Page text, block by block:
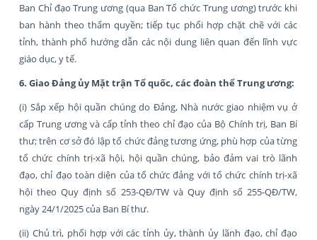
Ban Chỉ đạo Trung ương (qua Ban Tổ chức Trung ương) trước khi
ban hành theo thẩm quyền; tiếp tục phối hợp chặt chẽ với các
tỉnh, thành phố hướng dẫn các nội dung liên quan đến lĩnh vực
giáo dục, y tế.
6. Giao Đảng ủy Mặt trận Tổ quốc, các đoàn thể Trung ương:
(i) Sắp xếp hội quần chúng do Đảng, Nhà nước giao nhiệm vụ ở
cấp Trung ương và cấp tỉnh theo chỉ đạo của Bộ Chính trị, Ban Bí
thư; trên cơ sở đó lập tổ chức đảng tương ứng, phù hợp của từng
tổ chức chính trị-xã hội, hội quần chúng, bảo đảm vai trò lãnh
đạo, chỉ đạo toàn diện của tổ chức đảng với tổ chức chính trị-xã
hội theo Quy định số 253-QĐ/TW và Quy định số 255-QĐ/TW,
ngày 24/1/2025 của Ban Bí thư.
(ii) Chủ trì, phối hợp với các tỉnh ủy, thành ủy lãnh đạo, chỉ đạo